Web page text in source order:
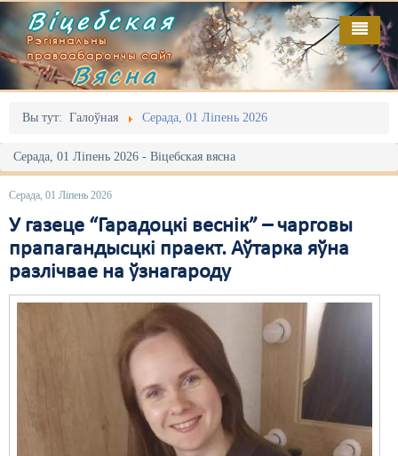
Віцебская
Рэгіянальны
праваабарончы сайт
Вясна
Вы тут: Галоўная Серада, 01 Ліпень 2026
Серада, 01 Ліпень 2026 - Віцебская вясна
Серада, 01 Ліпень 2026
У газеце “Гарадоцкі веснік” – чарговы
прапагандысцкі праект. Аўтарка яўна
разлічвае на ўзнагароду
Галоўная
Адміністрацыйны перасьлед
Акцыі
Выбары
Грамадзянскія ініцыятывы
Дзяржава
Карная псыхіятрыя
Выданьні
Відэа
Пра нас
RSS